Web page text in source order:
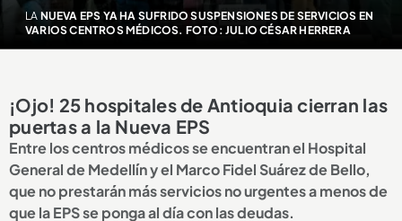
LA NUEVA EPS YA HA SUFRIDO SUSPENSIONES DE SERVICIOS EN
VARIOS CENTROS MÉDICOS. FOTO: JULIO CÉSAR HERRERA
¡Ojo! 25 hospitales de Antioquia cierran las
puertas a la Nueva EPS
Entre los centros médicos se encuentran el Hospital
General de Medellín y el Marco Fidel Suárez de Bello,
que no prestarán más servicios no urgentes a menos de
que la EPS se ponga al día con las deudas.